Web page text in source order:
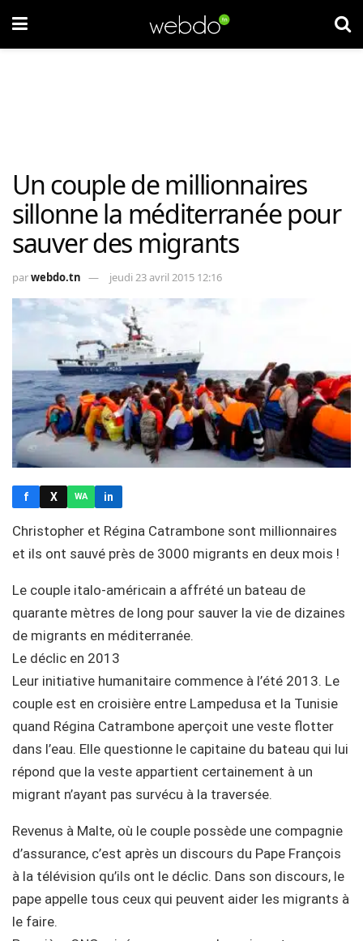
Un couple de millionnaires
sillonne la méditerranée pour
sauver des migrants
parwebdo.tn jeudi 23 avril 2015 12:16
f X WA in
Christopher et Régina Catrambone sont millionnaires
et ils ont sauvé près de 3000 migrants en deux mois !
Le couple italo-américain a affrété un bateau de
quarante mètres de long pour sauver la vie de dizaines
de migrants en méditerranée.
Le déclic en 2013
Leur initiative humanitaire commence à l’été 2013. Le
couple est en croisière entre Lampedusa et la Tunisie
quand Régina Catrambone aperçoit une veste flotter
dans l’eau. Elle questionne le capitaine du bateau qui lui
répond que la veste appartient certainement à un
migrant n’ayant pas survécu à la traversée.
Revenus à Malte, où le couple possède une compagnie
d’assurance, c’est après un discours du Pape François
à la télévision qu’ils ont le déclic. Dans son discours, le
pape appelle tous ceux qui peuvent aider les migrants à
le faire.